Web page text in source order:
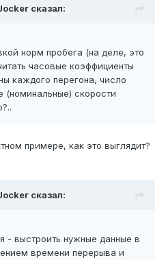
сказал:
норм пробега (на деле, это
часовые коэффициенты
каждого перегона, число
(номинальные) скорости
примере, как это выглядит?
сказал:
- выстроить нужные данные в
времени перерыва и